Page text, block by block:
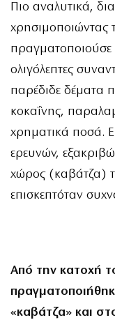
Πιο αναλυτικά,
χρησιμοποιώντας
ολιγόλεπτες
παρέδιδε δέματα
κοκαΐνης,
χρηματικά ποσά.
ερευνών,
χώρος (καβάτζα)
επισκεπτόταν
Από την κατοχή
«καβάτζα» και